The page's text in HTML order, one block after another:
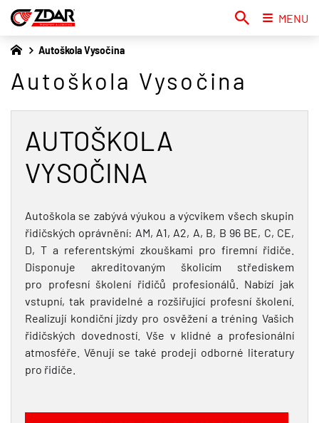
Autoškola Vysočina
Autoškola Vysočina
AUTOŠKOLA
VYSOČINA
Autoškola se zabývá výukou a výcvikem všech skupin
řidičských oprávnění: AM, A1, A2, A, B, B 96 BE, C, CE,
D, T a referentskými zkouškami pro firemní řidiče.
Disponuje akreditovaným školicím střediskem
pro profesní školení řidičů profesionálů. Nabízí jak
vstupní, tak pravidelné a rozšiřující profesní školení.
Realizují kondiční jízdy pro osvěžení a tréning Vašich
řidičských dovedností. Vše v klidné a profesionální
atmosféře. Věnují se také prodeji odborné literatury
pro řidiče.
MENU